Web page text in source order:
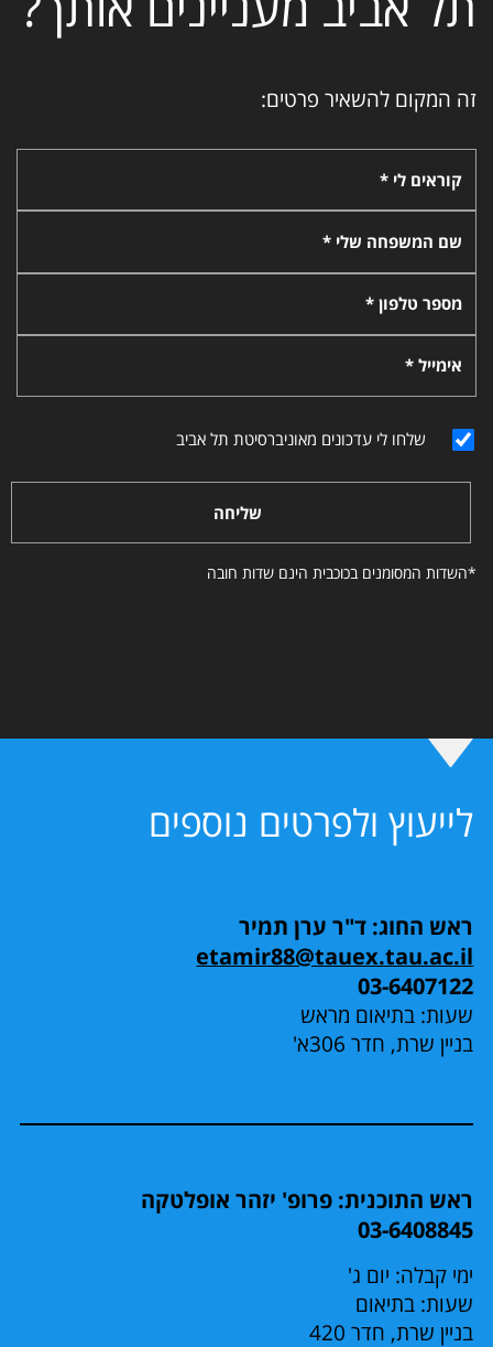
זה המקום להשאיר פרטים:
קוראים לי *
שם המשפחה שלי *
מספר טלפון *
אימייל *
שלחו לי עדכונים מאוניברסיטת תל אביב
שליחה
*השדות המסומנים בכוכבית הינם שדות חובה
לייעוץ ולפרטים נוספים
ראש החוג: ד"ר ערן תמיר
etamir88@tauex.tau.ac.il
03-6407122
שעות: בתיאום מראש
בניין שרת, חדר 306א'
ראש התוכנית: פרופ' יזהר אופלטקה
03-6408845
ימי קבלה: יום ג'
שעות: בתיאום
בניין שרת, חדר 420